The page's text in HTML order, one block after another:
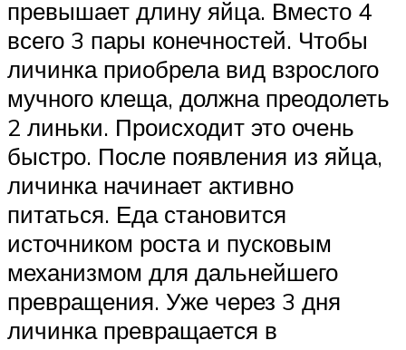
превышает длину яйца. Вместо 4
всего 3 пары конечностей. Чтобы
личинка приобрела вид взрослого
мучного клеща, должна преодолеть
2 линьки. Происходит это очень
быстро. После появления из яйца,
личинка начинает активно
питаться. Еда становится
источником роста и пусковым
механизмом для дальнейшего
превращения. Уже через 3 дня
личинка превращается в